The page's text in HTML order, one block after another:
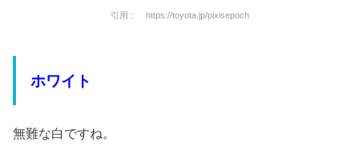
引用： https://toyota.jp/pixisepoch
ホワイト
無難な白ですね。